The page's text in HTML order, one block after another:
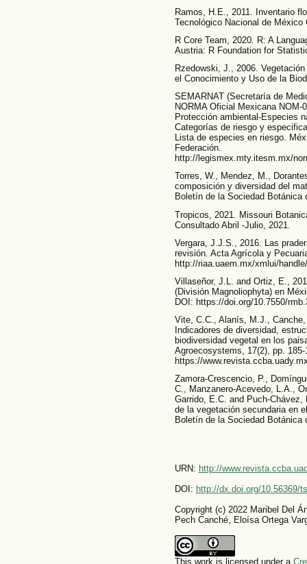
Ramos, H.E., 2011. Inventario
Tecnológico Nacional de México
R Core Team, 2020. R: A
Austria: R Foundation for
Rzedowski, J., 2006.
el Conocimiento y Uso de la
SEMARNAT (Secretaría de
NORMA Oficial Mexicana NOM-
Protección ambiental-Especies
Categorías de riesgo y
Lista de especies en riesgo.
Federación.
http://legismex.mty.itesm.mx/
Torres, W., Mendez, M.,
composición y diversidad del
Boletín de la Sociedad Botánica
Tropicos, 2021. Missouri
Consultado Abril -Julio, 2021.
Vergara, J.J.S., 2016. Las
revisión. Acta Agrícola y
http://riaa.uaem.mx/xmlui/
Villaseñor, J.L. and Ortiz, E.,
(División Magnoliophyta) en
DOI: https://doi.org/10.7550/
Vite, C.C., Alanís, M.J.,
Indicadores de diversidad,
biodiversidad vegetal en los
Agroecosystems, 17(2), pp. 185-
https://
Zamora-Crescencio, P.,
C., Manzanero-Acevedo, L.A.,
Garrido, E.C. and Puch-
de la vegetación secundaria en
Boletín de la Sociedad Botánica
URN: http://
DOI: http://dx.doi.org/10.56369/
Copyright (c) 2022 Maribel Del
Pech Canché, Eloísa Ortega
This work is licensed under a